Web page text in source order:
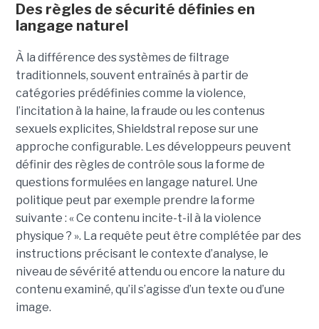
Des règles de sécurité définies en
langage naturel
À la différence des systèmes de filtrage
traditionnels, souvent entraînés à partir de
catégories prédéfinies comme la violence,
l’incitation à la haine, la fraude ou les contenus
sexuels explicites, Shieldstral repose sur une
approche configurable. Les développeurs peuvent
définir des règles de contrôle sous la forme de
questions formulées en langage naturel. Une
politique peut par exemple prendre la forme
suivante : « Ce contenu incite-t-il à la violence
physique ? ». La requête peut être complétée par des
instructions précisant le contexte d’analyse, le
niveau de sévérité attendu ou encore la nature du
contenu examiné, qu’il s’agisse d’un texte ou d’une
image.